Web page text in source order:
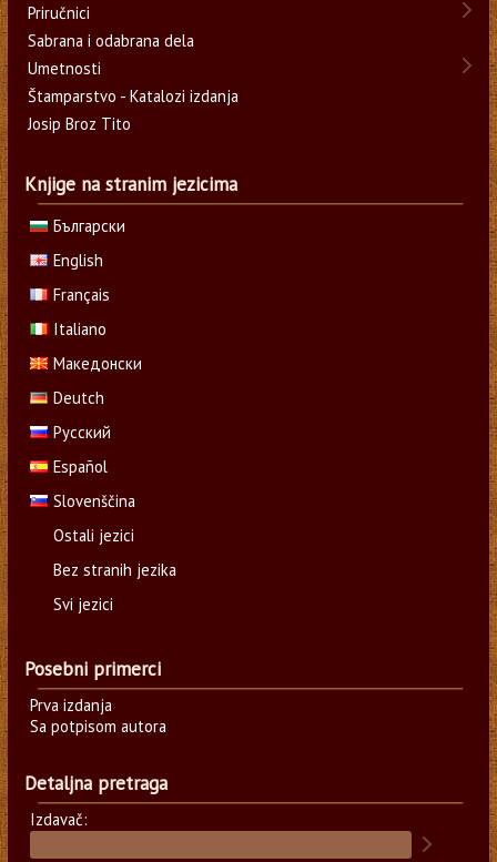
Priručnici
Sabrana i odabrana dela
Umetnosti
Štamparstvo - Katalozi izdanja
Josip Broz Tito
Knjige na stranim jezicima
Български
English
Français
Italiano
Македонски
Deutch
Русский
Español
Slovenščina
Ostali jezici
Bez stranih jezika
Svi jezici
Posebni primerci
Prva izdanja
Sa potpisom autora
Detaljna pretraga
Izdavač: